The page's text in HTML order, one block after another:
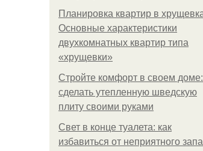
Планировка квартир в
Основные характеристики
двухкомнатных квартир типа
«хрущевки»
Стройте комфорт в своем доме:
сделать утепленную шведскую
плиту своими руками
Свет в конце туалета: как
избавиться от неприятного